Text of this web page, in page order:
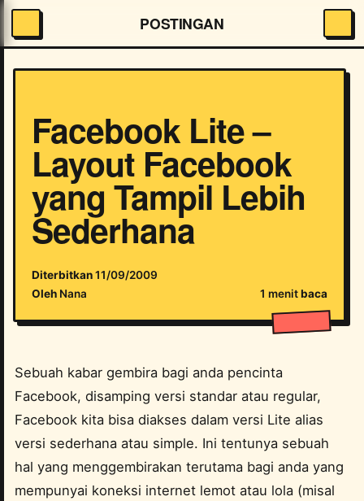
POSTINGAN
Facebook Lite –
Layout Facebook
yang Tampil Lebih
Sederhana
Diterbitkan11/09/2009
Oleh Nana 1 menitbaca
Sebuah kabar gembira bagi anda pencinta
Facebook, disamping versi standar atau regular,
Facebook kita bisa diakses dalam versi Lite alias
versi sederhana atau simple. Ini tentunya sebuah
hal yang menggembirakan terutama bagi anda yang
mempunyai koneksi internet lemot atau lola (misal